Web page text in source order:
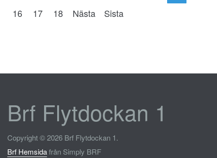
16
17 18 Nästa Sista
Brf Flytdockan 1
Copyright © 2026 Brf Flytdockan 1.
Brf Hemsidafrån Simply BRF